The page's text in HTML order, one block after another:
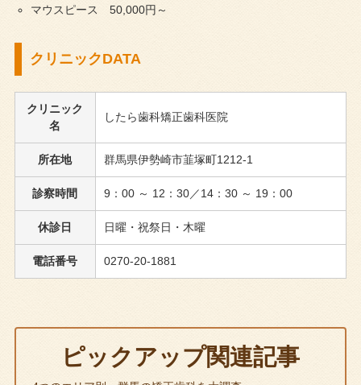
マウスピース 50,000円～
クリニックDATA
クリニック
名
したら歯科矯正歯科医院
所在地 群馬県伊勢崎市韮塚町1212-1
診察時間 9：00 ～ 12：30／14：30 ～ 19：00
休診日 日曜・祝祭日・木曜
電話番号 0270-20-1881
ピックアップ関連記事